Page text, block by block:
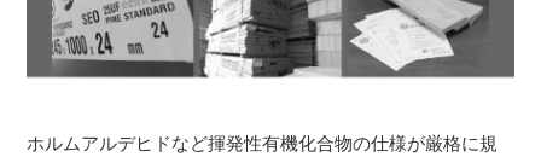
ホルムアルデヒドなど揮発性有機化合物の仕様が厳格に規